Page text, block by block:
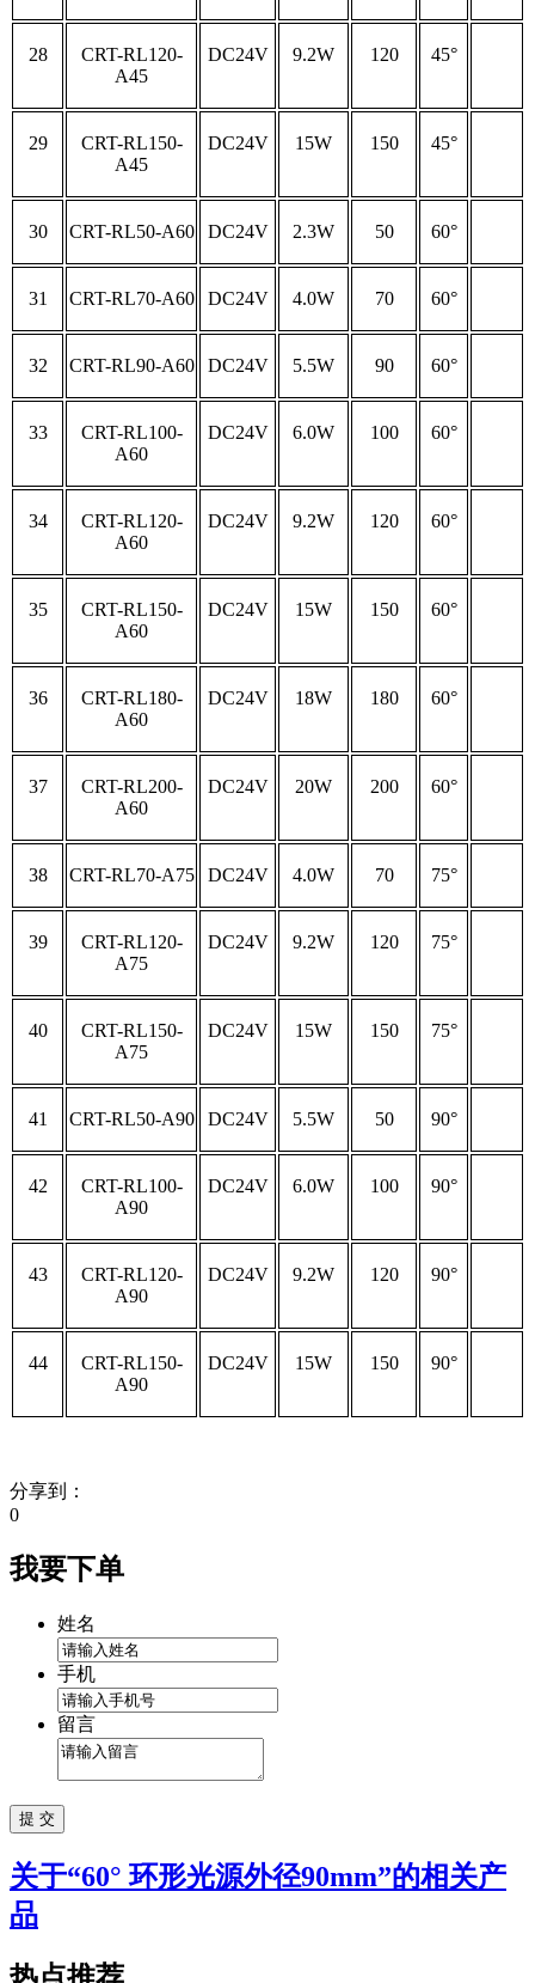
28
CRT-RL120-
A45
DC24V 9.2W 120 45°
29
CRT-RL150-
A45
DC24V 15W 150 45°
30 CRT-RL50-A60 DC24V 2.3W 50 60°
31 CRT-RL70-A60 DC24V 4.0W 70 60°
32 CRT-RL90-A60 DC24V 5.5W 90 60°
33
CRT-RL100-
A60
DC24V 6.0W 100 60°
34
CRT-RL120-
A60
DC24V 9.2W 120 60°
35
CRT-RL150-
A60
DC24V 15W 150 60°
36
CRT-RL180-
A60
DC24V 18W 180 60°
37
CRT-RL200-
A60
DC24V 20W 200 60°
38 CRT-RL70-A75 DC24V 4.0W 70 75°
39
CRT-RL120-
A75
DC24V 9.2W 120 75°
40
CRT-RL150-
A75
DC24V 15W 150 75°
41 CRT-RL50-A90 DC24V 5.5W 50 90°
42
CRT-RL100-
A90
DC24V 6.0W 100 90°
43
CRT-RL120-
A90
DC24V 9.2W 120 90°
44
CRT-RL150-
A90
DC24V 15W 150 90°
分享到：
0
我要下单
姓名
手机
留言
关于“60° 环形光源外径90mm”的相关产
品